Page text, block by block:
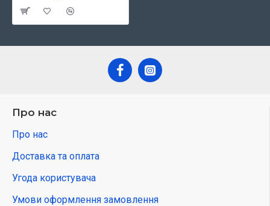
Про нас
Про нас
Доставка та оплата
Угода користувача
Умови оформлення замовлення